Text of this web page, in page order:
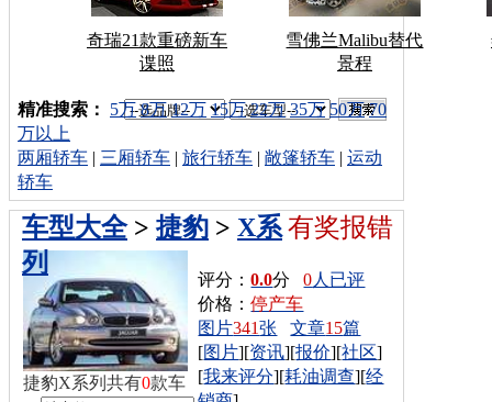
奇瑞21款重磅新车
谍照
雪佛兰Malibu替代
景程
车型搜索：
精准搜索： 5万 8万 12万 15万 22万 35万 50万 70
万以上
两厢轿车 | 三厢轿车 | 旅行轿车 | 敞篷轿车 | 运动
轿车
有奖报错
车型大全>捷豹 > X系
列
评分：0.0分0人已评
价格：停产车
图片341张 文章15篇
[图片][资讯][报价][社区]
[我来评分][耗油调查][经
捷豹X系列共有0款车